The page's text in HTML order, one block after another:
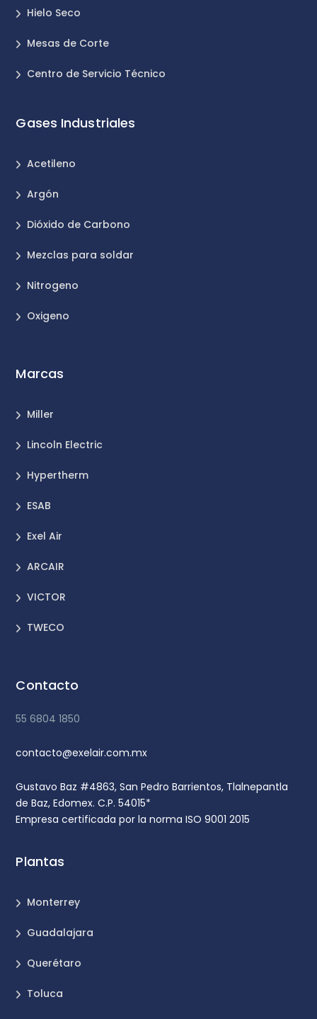
Hielo Seco
Mesas de Corte
Centro de Servicio Técnico
Gases Industriales
Acetileno
Argón
Dióxido de Carbono
Mezclas para soldar
Nitrogeno
Oxigeno
Marcas
Miller
Lincoln Electric
Hypertherm
ESAB
Exel Air
ARCAIR
VICTOR
TWECO
Contacto
55 6804 1850
contacto@exelair.com.mx
Gustavo Baz #4863, San Pedro Barrientos, Tlalnepantla
de Baz, Edomex. C.P. 54015*
Empresa certificada por la norma ISO 9001 2015
Plantas
Monterrey
Guadalajara
Querétaro
Toluca